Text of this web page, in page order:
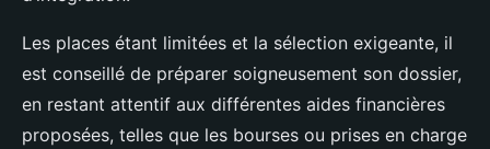
Les places étant limitées et la sélection exigeante, il
est conseillé de préparer soigneusement son dossier,
en restant attentif aux différentes aides financières
proposées, telles que les bourses ou prises en charge